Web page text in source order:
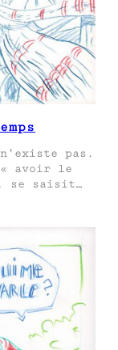
pas.
« avoir le
se saisit…